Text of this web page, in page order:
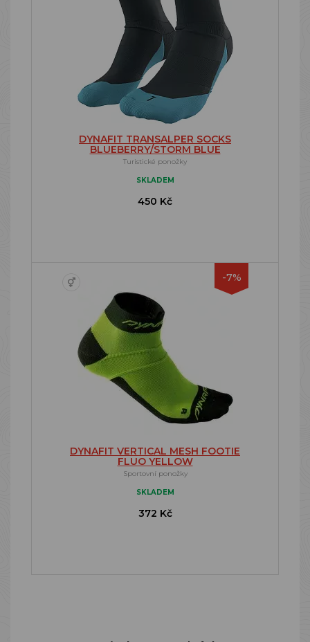
DYNAFIT TRANSALPER SOCKS
BLUEBERRY/STORM BLUE
Turistické ponožky
SKLADEM
450 Kč
-7%
DYNAFIT VERTICAL MESH FOOTIE
FLUO YELLOW
Sportovní ponožky
SKLADEM
372 Kč